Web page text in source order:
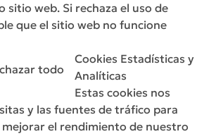
sitio web. Si rechaza el uso de
que el sitio web no funcione
todo
Cookies Estadísticas y
Analíticas
Estas cookies nos
y las fuentes de tráfico para
el rendimiento de nuestro